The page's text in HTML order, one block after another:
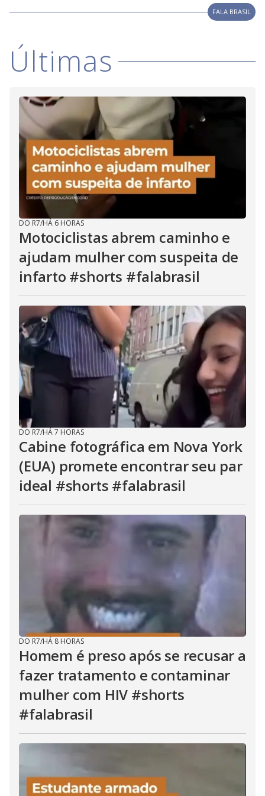
d
e
o
FALA BRASIL
Últimas
DO R7/HÁ 6 HORAS
Motociclistas abrem caminho e
ajudam mulher com suspeita de
infarto #shorts #falabrasil
DO R7/HÁ 7 HORAS
Cabine fotográfica em Nova York
(EUA) promete encontrar seu par
ideal #shorts #falabrasil
DO R7/HÁ 8 HORAS
Homem é preso após se recusar a
fazer tratamento e contaminar
mulher com HIV #shorts
#falabrasil